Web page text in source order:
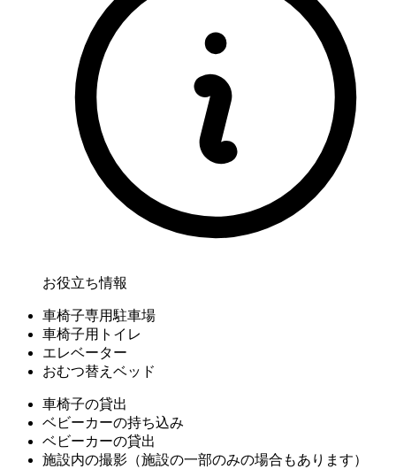
お役立ち情報
車椅子専用駐車場
車椅子用トイレ
エレベーター
おむつ替えベッド
車椅子の貸出
ベビーカーの持ち込み
ベビーカーの貸出
施設内の撮影（施設の一部のみの場合もあります）